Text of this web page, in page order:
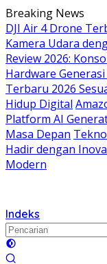
Langsung
ke
konten
Breaking News
DJI Air 4 Drone
Kamera Udara
Review 2026:
Hardware
Terbaru 2026
Hidup Digital
Platform AI
Masa Depan
Hadir dengan
Modern
Indeks